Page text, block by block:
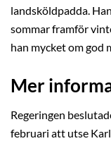
landsköldpadda.
sommar framför
han mycket om god
Mer
Regeringen
februari att utse